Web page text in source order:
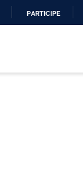
PARTICIPE